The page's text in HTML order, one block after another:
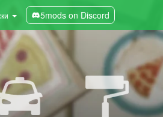
5mods on Discord